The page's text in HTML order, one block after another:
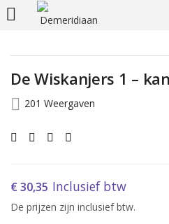
INLOGGEN
Voer uw gebruikersnaam en
Onthoud mij
De Wiskanjers 1 –
201 Weergaven
€ 30,35 Inclusief btw
De prijzen zijn inclusief btw.